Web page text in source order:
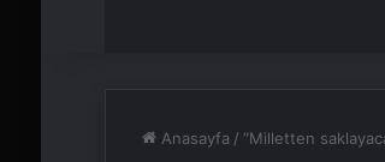
Anasayfa / “Milletten